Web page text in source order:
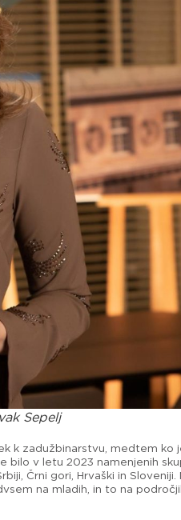
Sepelj
k zadužbinarstvu, medtem ko
bilo v letu 2023 namenjenih
Črni gori, Hrvaški in Sloveniji.
na mladih, in to na